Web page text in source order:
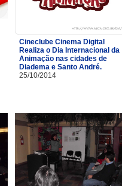
Cineclube Cinema Digital
Realiza o Dia Internacional da
Animação nas cidades de
Diadema e Santo André.
25/10/2014